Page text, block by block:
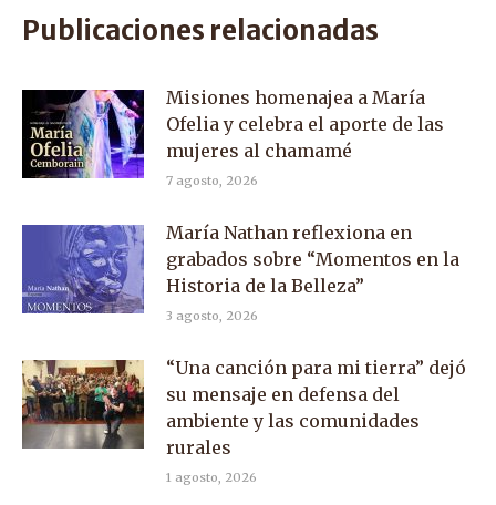
Publicaciones relacionadas
Misiones homenajea a María
Ofelia y celebra el aporte de las
mujeres al chamamé
7 agosto, 2026
María Nathan reflexiona en
grabados sobre “Momentos en la
Historia de la Belleza”
3 agosto, 2026
“Una canción para mi tierra” dejó
su mensaje en defensa del
ambiente y las comunidades
rurales
1 agosto, 2026